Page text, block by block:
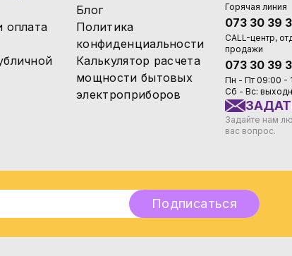
Блог
оплата
Политика
конфиденциальности
Калькулятор расчета
мощности бытовых
электроприборов
Горячая линия
073 30 39
CALL-центр,
продажи
073 30 39
Пн - Пт 09:00 -
Сб - Вс:
Задайте нам
вас вопрос.
Подписаться